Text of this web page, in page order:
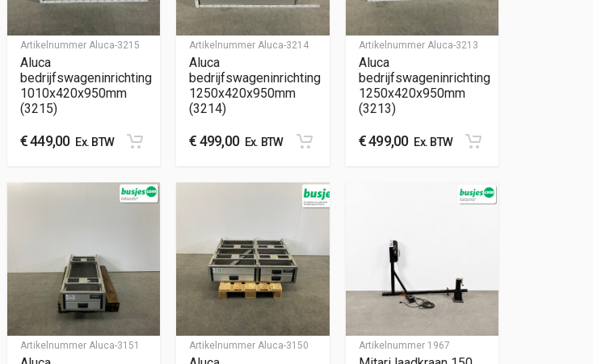
Artikelnummer Aluca-3215
Aluca
bedrijfswageninrichting
1010x420x950mm
(3215)
€449,00Ex. BTW
Artikelnummer Aluca-3214
Aluca
bedrijfswageninrichting
1250x420x950mm
(3214)
€499,00Ex. BTW
Artikelnummer Aluca-3213
Aluca
bedrijfswageninrichting
1250x420x950mm
(3213)
€499,00Ex. BTW
Artikelnummer Aluca-3151 Artikelnummer Aluca-3150 Artikelnummer 1967